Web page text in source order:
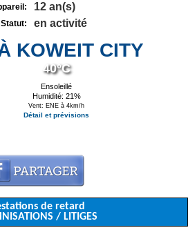
12 an(s)
Statut: en activité
KOWEIT CITY
40°C
Ensoleillé
Humidité: 21%
Vent: ENE à 4km/h
Détail et prévisions
de retard
/ LITIGES